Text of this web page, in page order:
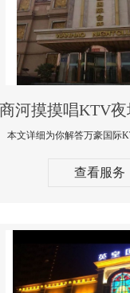
查看服务